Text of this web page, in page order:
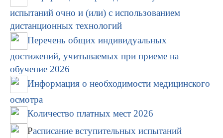
испытаний очно и (или) с использованием
дистанционных технологий
Перечень общих индивидуальных
достижений, учитываемых при приеме на
обучение 2026
Информация о необходимости медицинского
осмотра
Количество платных мест 2026
Расписание вступительных испытаний